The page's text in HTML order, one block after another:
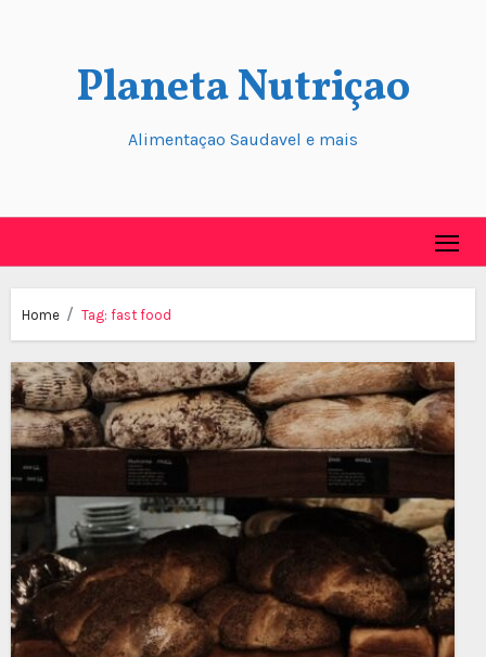
Planeta Nutriçao
Alimentaçao Saudavel e mais
Home Tag: fast food